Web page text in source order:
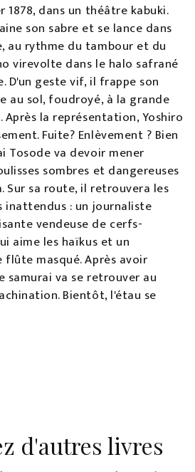
1878, dans un théâtre kabuki.
son sabre et se lance dans
au rythme du tambour et du
virevolte dans le halo safrané
D'un geste vif, il frappe son
au sol, foudroyé, à la grande
la représentation, Yoshiro
Fuite? Enlèvement ? Bien
Tosode va devoir mener
sombres et dangereuses
Sur sa route, il retrouvera les
inattendus : un journaliste
vendeuse de cerfs-
aime les haïkus et un
masqué. Après avoir
samurai va se retrouver au
Bientôt, l'étau se
d'autres livres